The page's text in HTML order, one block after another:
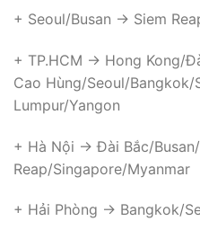
+ Seoul/Busan -> Siem
+ TP.HCM -> Hong Kong/
Cao Hùng/Seoul/Bangkok/
Lumpur/Yangon
+ Hà Nội -> Đài Bắc/
Reap/Singapore/Myanmar
+ Hải Phòng -> Bangkok/